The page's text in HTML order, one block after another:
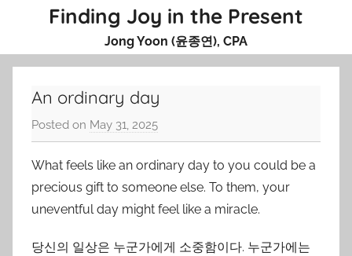
content
Finding Joy in the Present
Jong Yoon (윤종연), CPA
An ordinary day
Posted on May 31, 2025
y
J
o
n
Y
What feels like an ordinary day to you could be a
precious gift to someone else. To them, your
uneventful day might feel like a miracle.
당신의 일상은 누군가에게 소중함이다. 누군가에는